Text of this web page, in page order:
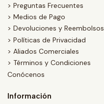
> Preguntas Frecuentes
> Medios de Pago
> Devoluciones y Reembolsos
> Políticas de Privacidad
> Aliados Comerciales
> Términos y Condiciones
Conócenos
Información